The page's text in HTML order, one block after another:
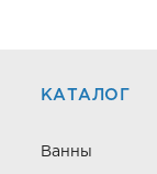
КАТАЛОГ
Ванны